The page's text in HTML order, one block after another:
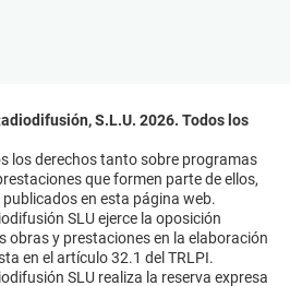
S.L.U. 2026. Todos los
los derechos tanto sobre programas
que formen parte de ellos,
en esta página web.
SLU ejerce la oposición
obras y prestaciones en la elaboración
en el artículo 32.1 del TRLPI.
SLU realiza la reserva expresa